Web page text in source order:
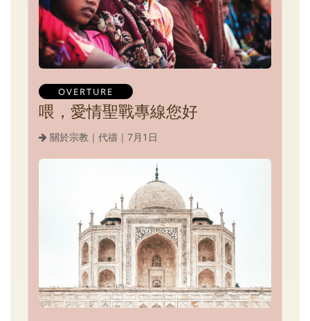
OVERTURE
喂，愛情聖戰專線您好
關於宗教｜代禱｜7月1日